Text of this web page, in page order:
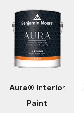
Aura® Interior
Paint